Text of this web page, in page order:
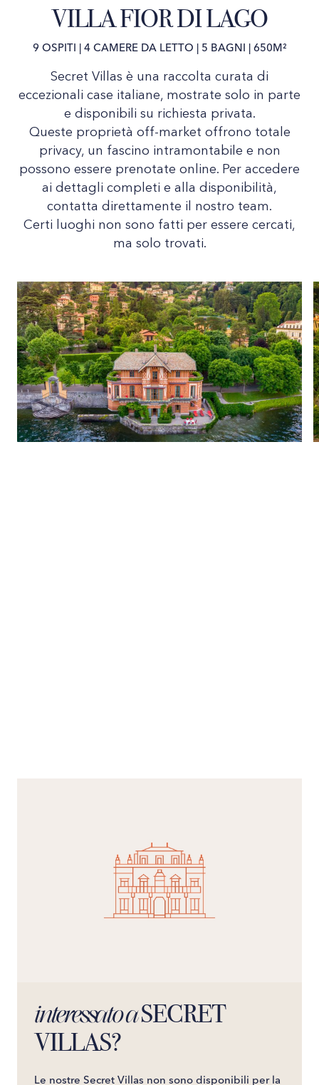
VILLA FIOR DI LAGO
9 OSPITI 4 CAMERE DA LETTO 5 BAGNI 650M²
Secret Villas è una raccolta curata di
eccezionali case italiane, mostrate solo in parte
e disponibili su richiesta privata.
Queste proprietà off-market offrono totale
privacy, un fascino intramontabile e non
possono essere prenotate online. Per accedere
ai dettagli completi e alla disponibilità,
contatta direttamente il nostro team.
Certi luoghi non sono fatti per essere cercati,
ma solo trovati.
interessato aSECRET
VILLAS?
Le nostre Secret Villas non sono disponibili per la